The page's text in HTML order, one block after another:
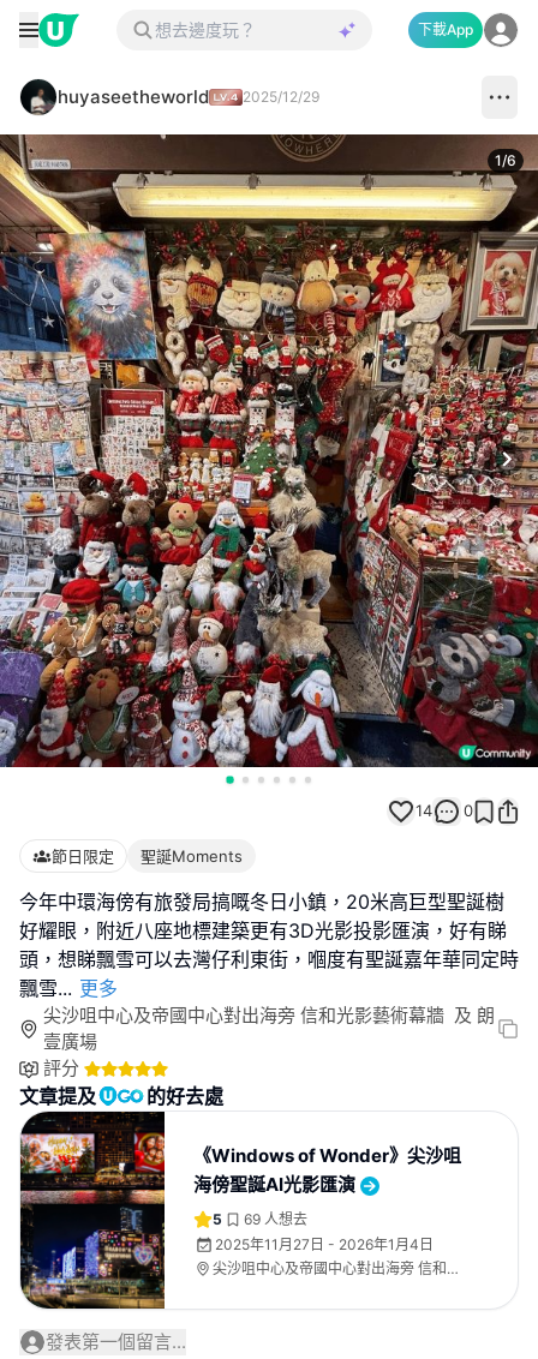
下載App
huyaseetheworld 2025/12/29
1/6
14 0
節日限定 聖誕Moments
今年中環海傍有旅發局搞嘅冬日小鎮，20米高巨型聖誕樹
好耀眼，附近八座地標建築更有3D光影投影匯演，好有睇
頭，想睇飄雪可以去灣仔利東街，嗰度有聖誕嘉年華同定時
飄雪... 更多
尖沙咀中心及帝國中心對出海旁 信和光影藝術幕牆 及 朗
壹廣場
評分
文章提及 的好去處
《Windows of Wonder》尖沙咀
海傍聖誕AI光影匯演
5 69 人想去
2025年11月27日 - 2026年1月4日
尖沙咀中心及帝國中心對出海旁 信和光
發表第一個留言...